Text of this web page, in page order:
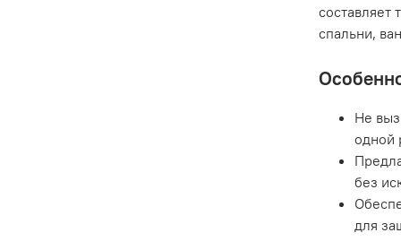
спальни,
Не
одной
без
для